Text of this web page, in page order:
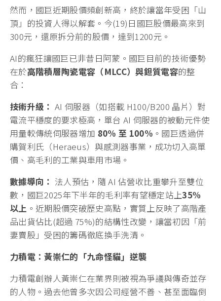
然而，國巨近期股價頻創新高，終於讓當年受困「山
頂」的投資人得以解套。今(19)日國巨股價最高來到
300元，還原拆分前的股價，達到1200元。
AI的瘋狂讓國巨已非昔日阿蒙。國巨目前的技術優勢
在於高階積層陶瓷電容（MLCC）與鉭質電容的整
合：
技術升級： AI 伺服器（如搭載 H100/B200 晶片）對
電流平穩度的要求極高，單台 AI 伺服器的被動元件使
用量較傳統伺服器增加 80% 至 100% 。國巨透過併
購賀利氏（Heraeus）與感測器事業，成功切入高單
價、高毛利的工業與車用市場。
數據導向： 法人預估，隨 AI 佔營收比重攀升至雙位
數，國巨2025年下半年的毛利率有望穩定站上35%
以上 。近期股價突破歷史高點，實質上反映了高階產
品出貨佔比(超過 75%)的結構性改變，讓當初因「前
妻賣股」受困的籌碼徹底換手洗清。
力積電：黃崇仁的「九命怪貓」逆襲
力積電創辦人黃崇仁在業界則被視為爭議與傳奇並存
的人物。過去他曾多次因公司經營不善、甚至面臨倒